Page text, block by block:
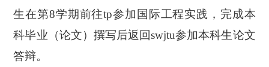
生在第8学期前往tp参加国际工程实践，完成本
科毕业（论文）撰写后返回swjtu参加本科生论文
答辩。